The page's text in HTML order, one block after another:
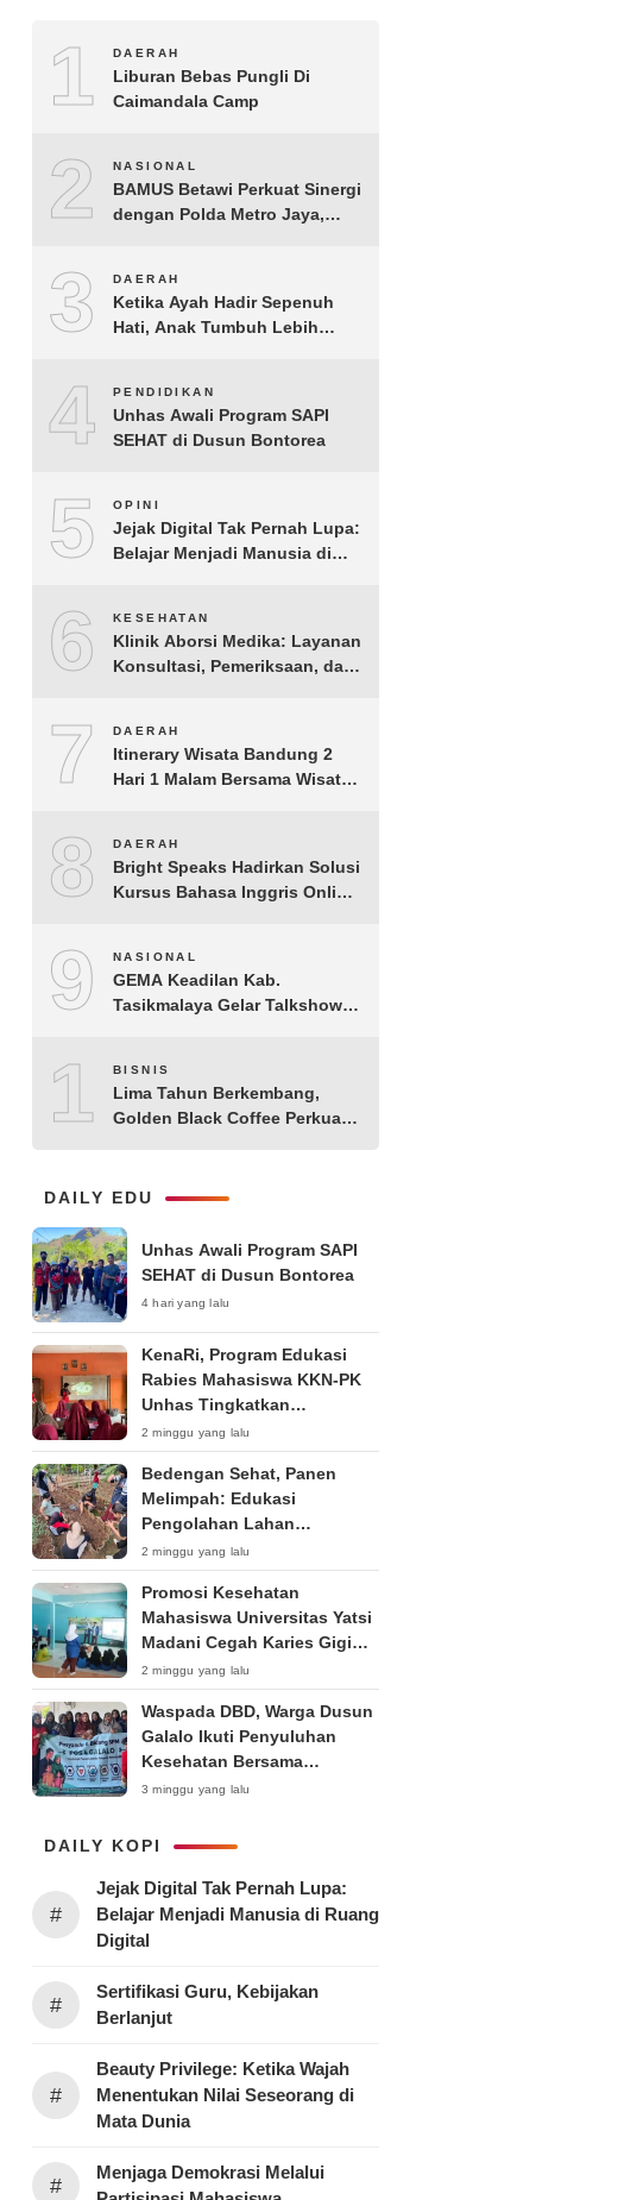
1 DAERAH
Liburan Bebas Pungli Di
Caimandala Camp
2 NASIONAL
BAMUS Betawi Perkuat Sinergi
dengan Polda Metro Jaya,
Kondusif Jelang HUT ke-81
Republik Indonesia
3 DAERAH
Ketika Ayah Hadir Sepenuh
Hati, Anak Tumbuh Lebih
4 PENDIDIKAN
Unhas Awali Program SAPI
SEHAT di Dusun Bontorea
5 OPINI
Jejak Digital Tak Pernah Lupa:
Belajar Menjadi Manusia di
6 KESEHATAN
Klinik Aborsi Medika: Layanan
Konsultasi, Pemeriksaan, dan
7 DAERAH
Itinerary Wisata Bandung 2
Hari 1 Malam Bersama Wisata
8 DAERAH
Bright Speaks Hadirkan Solusi
Kursus Bahasa Inggris Online
Bicara
9 NASIONAL
GEMA Keadilan Kab.
Tasikmalaya Gelar Talkshow
Negara di Era Post-Truth”
10BISNIS
Lima Tahun Berkembang,
Golden Black Coffee Perkuat
DAILY EDU
Unhas Awali Program SAPI
SEHAT di Dusun Bontorea
4 hari yang lalu
KenaRi, Program Edukasi
Rabies Mahasiswa KKN-PK
Unhas Tingkatkan
Kesadaran Siswa SD Negeri 4
Maccorawalie
2 minggu yang lalu
Bedengan Sehat, Panen
Melimpah: Edukasi
Pengolahan Lahan
Bedengan Organik bagi KWT
dan Ibu PKK RT 04 RW 01
Kelurahan Pakintelan
2 minggu yang lalu
Promosi Kesehatan
Mahasiswa Universitas Yatsi
Madani Cegah Karies Gigi
Anak
2 minggu yang lalu
Waspada DBD, Warga Dusun
Galalo Ikuti Penyuluhan
Kesehatan Bersama
Mahasiswa Pemberdayaan
Surabaya 2026
3 minggu yang lalu
DAILY KOPI
#
Jejak Digital Tak Pernah Lupa:
Belajar Menjadi Manusia di Ruang
Digital
#
Sertifikasi Guru, Kebijakan
Berlanjut
#
Beauty Privilege: Ketika Wajah
Menentukan Nilai Seseorang di
Mata Dunia
#
Menjaga Demokrasi Melalui